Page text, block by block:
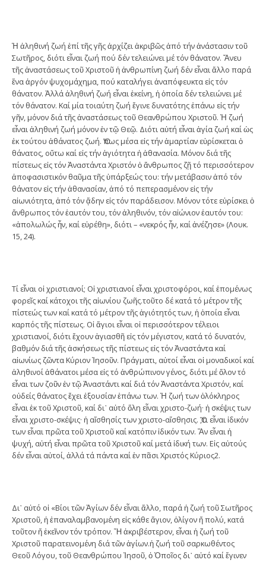
Ἡ ἀληθινή ζωή ἐπί τῆς γῆς ἀρχίζει ἀκριβῶς ἀπό τήν ἀνάστασιν τοῦ
Σωτῆρος, διότι εἶναι ζωή πού δέν τελειώνει μέ τόν θάνατον. Ἄνευ
τῆς ἀναστάσεως τοῦ Χριστοῦ ἡ ἀνθρωπίνη ζωή δέν εἶναι ἄλλο παρά
ἕνα ἀργόν ψυχομάχημα, πού καταλήγει ἀναπόφευκτα εἰς τόν
θάνατον. Ἀλλά ἀληθινή ζωή εἶναι ἐκείνη, ἡ ὁποία δέν τελειώνει μέ
τόν θάνατον. Καί μία τοιαύτη ζωή ἔγινε δυνατότης ἐπάνω εἰς τήν
γῆν, μόνον διά τῆς ἀναστάσεως τοῦ Θεανθρώπου Χριστοῦ. Ἡ ζωή
εἶναι ἀληθινή ζωή μόνον ἐν τῷ Θεῷ. Διότι αὐτή εἶναι ἁγία ζωή καί ὡς
ἐκ τούτου ἀθάνατος ζωή. Ὅπως μέσα εἰς τήν ἁμαρτίαν εὑρίσκεται ὁ
θάνατος, οὕτω καί εἰς τήν ἁγιότητα ἡ ἀθανασία. Μόνον διά τῆς
πίστεως εἰς τόν Ἀναστάντα Χριστόν ὁ ἄνθρωπος ζῇ τό περισσότερον
ἀποφασιστικόν θαῦμα τῆς ὑπάρξεώς του: τήν μετάβασιν ἀπό τόν
θάνατον εἰς τήν ἀθανασίαν, ἀπό τό πεπερασμένον εἰς τήν
αἰωνιότητα, ἀπό τόν ᾅδην εἰς τόν παράδεισον. Μόνον τότε εὑρίσκει ὁ
ἄνθρωπος τόν ἑαυτόν του, τόν ἀληθινόν, τόν αἰώνιον ἑαυτόν του:
«ἀπολωλώς ἦν, καί εὑρέθη», διότι – «νεκρός ἦν, καί ἀνέζησε» (Λουκ.
15, 24).
Τί εἶναι οἱ χριστιανοί; Οἱ χριστιανοί εἶναι χριστοφόροι, καί ἑπομένως
φορεῖς καί κάτοχοι τῆς αἰωνίου ζωῆς.τοῦτο δέ κατά τό μέτρον τῆς
πίστεώς των καί κατά τό μέτρον τῆς ἁγιότητός των, ἡ ὁποία εἶναι
καρπός τῆς πίστεως. Οἱ ἅγιοι εἶναι οἱ περισσότερον τέλειοι
χριστιανοί, διότι ἔχουν ἁγιασθῆ εἰς τόν μέγιστον, κατά τό δυνατόν,
βαθμόν διά τῆς ἀσκήσεως τῆς πίστεως εἰς τόν Ἀναστάντα καί
αἰωνίως ζῶντα Κύριον Ἰησοῦν. Πράγματι, αὐτοί εἶναι οἱ μοναδικοί καί
ἀληθινοί ἀθάνατοι μέσα εἰς τό ἀνθρώπινον γένος, διότι μέ ὅλον τό
εἶναι των ζοῦν ἐν τῷ Ἀναστάντι καί διά τόν Ἀναστάντα Χριστόν, καί
οὐδείς θάνατος ἔχει ἐξουσίαν ἐπάνω των. Ἡ ζωή των ὁλόκληρος
εἶναι ἐκ τοῦ Χριστοῦ, καί δι᾽ αὐτό ὅλη εἶναι χριστο-ζωή· ἡ σκέψις των
εἶναι χριστο-σκέψις· ἡ αἴσθησίς των χριστο-αἴσθησις. Ὅ,τι εἶναι ἰδικόν
των εἶναι πρῶτα τοῦ Χριστοῦ καί κατόπιν ἰδικόν των. Ἄν εἶναι ἡ
ψυχή, αὐτή εἶναι πρῶτα τοῦ Χριστοῦ καί μετά ἰδική των. Εἰς αὐτούς
δέν εἶναι αὐτοί, ἀλλά τά πάντα καί ἐν πᾶσι Χριστός Κύριος2.
Δι᾽ αὐτό οἱ «Βίοι τῶν Ἁγίων δέν εἶναι ἄλλο, παρά ἡ ζωή τοῦ Σωτῆρος
Χριστοῦ, ἡ ἐπαναλαμβανομένη εἰς κάθε ἅγιον, ὀλίγον ἤ πολύ, κατά
τοῦτον ἤ ἐκεῖνον τόν τρόπον. Ἤ ἀκριβέστερον, εἶναι ἡ ζωή τοῦ
Χριστοῦ παρατεινομένη διά τῶν ἁγίων.ἡ ζωή τοῦ σαρκωθέντος
Θεοῦ Λόγου, τοῦ Θεανθρώπου Ἰησοῦ, ὁ Ὁποῖος δι᾽ αὐτό καί ἔγινεν